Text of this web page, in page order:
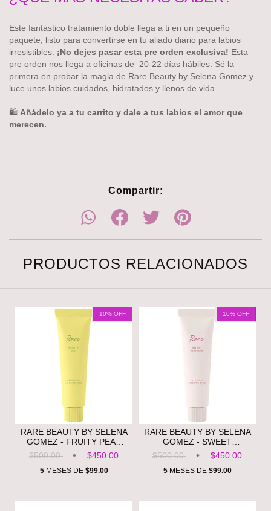
Este fantástico tratamiento doble llega a ti en un pequeño
paquete, listo para convertirse en tu aliado diario para labios
irresistibles. ¡No dejes pasar esta pre orden exclusiva! Esta
pre orden nos llega a oficinas de 20-22 días hábiles. Sé la
primera en probar la magia de Rare Beauty by Selena Gomez y
luce unos labios cuidados, hidratados y llenos de vida.
🛍️ Añádelo ya a tu carrito y dale a tus labios el amor que
merecen.
Compartir:
PRODUCTOS RELACIONADOS
10% OFF
RARE BEAUTY BY SELENA
GOMEZ - FRUITY PEAR
FRAGRANCE LAYERING
BALM ** PRE ORDEN**
$500.00 $450.00
5MESES DE $99.00
10% OFF
RARE BEAUTY BY SELENA
GOMEZ - SWEET
MARSHMALLOW
FRAGRANCE LAYERING
BALM ** PRE ORDEN** -
$500.00 $450.00
5MESES DE $99.00